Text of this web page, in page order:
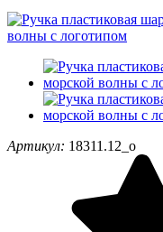
Артикул: 18311.12_o